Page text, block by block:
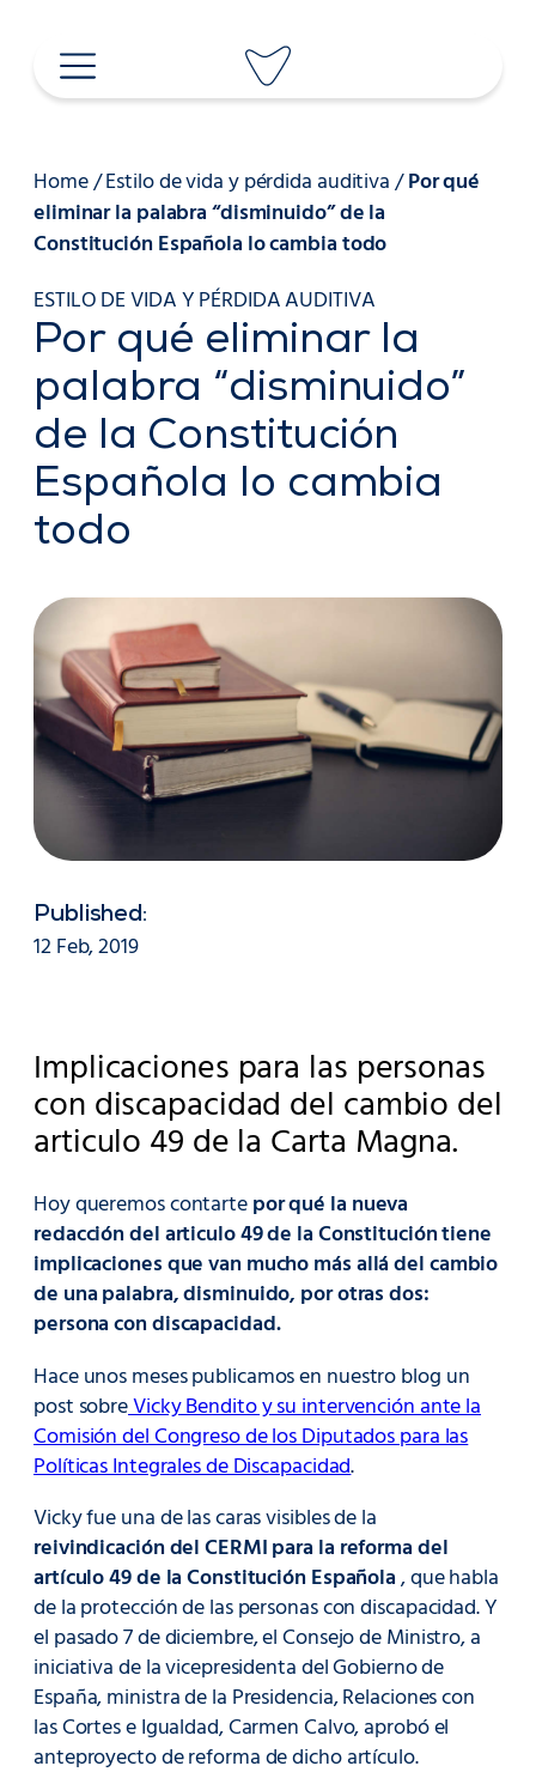
contenido
Home/Estilo de vida y pérdida auditiva/Por qué
eliminar la palabra “disminuido” de la
Constitución Española lo cambia todo
ESTILO DE VIDA Y PÉRDIDA AUDITIVA
Por qué eliminar la
palabra “disminuido”
de la Constitución
Española lo cambia
todo
Published:
12 Feb, 2019
Implicaciones para las personas
con discapacidad del cambio del
articulo 49 de la Carta Magna.
Hoy queremos contartepor qué la nueva
redacción del articulo 49 de la Constitución tiene
implicaciones que van mucho más allá del cambio
de una palabra, disminuido, por otras dos:
persona con discapacidad.
Hace unos meses publicamos en nuestro blog un
post sobreVicky Bendito y su intervención ante la
Comisión del Congreso de los Diputados para las
Políticas Integrales de Discapacidad.
Vicky fue una de las caras visibles de la
reivindicación del CERMI para la reforma del
artículo 49 de la Constitución Española, que habla
de la protección de las personas con discapacidad. Y
el pasado 7 de diciembre, el Consejo de Ministro, a
iniciativa de la vicepresidenta del Gobierno de
España, ministra de la Presidencia, Relaciones con
las Cortes e Igualdad, Carmen Calvo, aprobó el
anteproyecto de reforma de dicho artículo.